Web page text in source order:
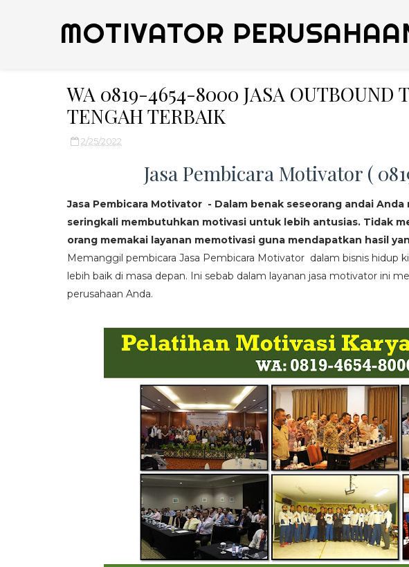
MOTIVATOR
WA 0819-4654-8000 JASA OUTBOUND
TENGAH TERBAIK
2/25/2022
Jasa Pembicara Motivator (
Jasa Pembicara Motivator - Dalam benak seseorang andai
seringkali membutuhkan motivasi untuk lebih antusias. Tidak
orang memakai layanan memotivasi guna mendapatkan hasil
Memanggil pembicara Jasa Pembicara Motivator dalam bisnis hidup
lebih baik di masa depan. Ini sebab dalam layanan jasa motivator ini
perusahaan Anda.